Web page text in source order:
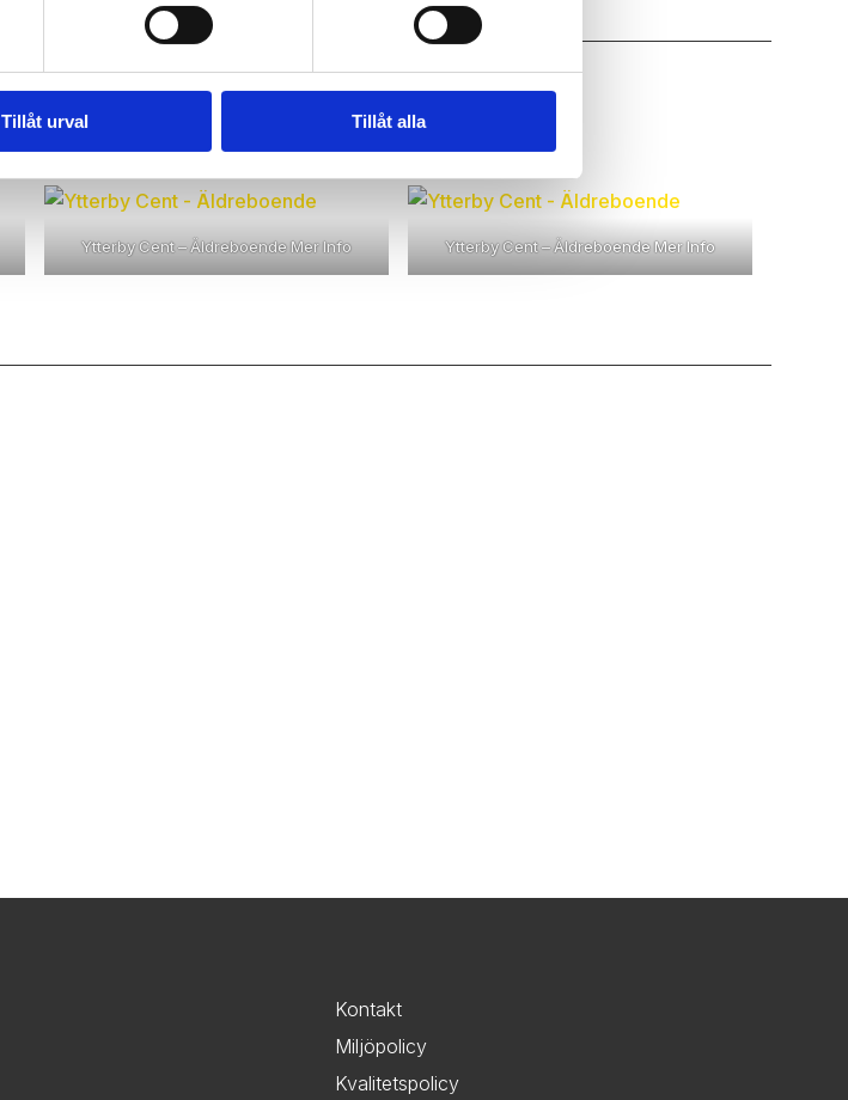
Tillåt urval Tillåt alla
Ytterby Cent – ÄldreboendeMer Info Ytterby Cent – ÄldreboendeMer Info
Kontakt
Miljöpolicy
Kvalitetspolicy